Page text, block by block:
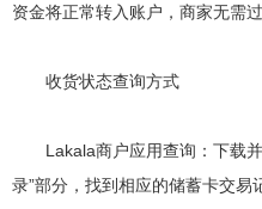
资金将正常转入账户，商家无需过
收货状态查询方式
Lakala商户应用查询：下载并
录”部分，找到相应的储蓄卡交